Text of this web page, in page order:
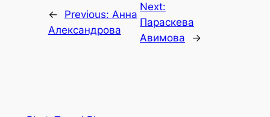
← Previous: Анна
Александрова
Next:
Параскева
Авимова
→